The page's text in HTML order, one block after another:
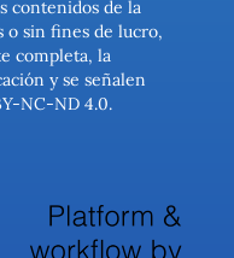
contenidos de la
o sin fines de lucro,
completa, la
y se señalen
NC-ND 4.0.